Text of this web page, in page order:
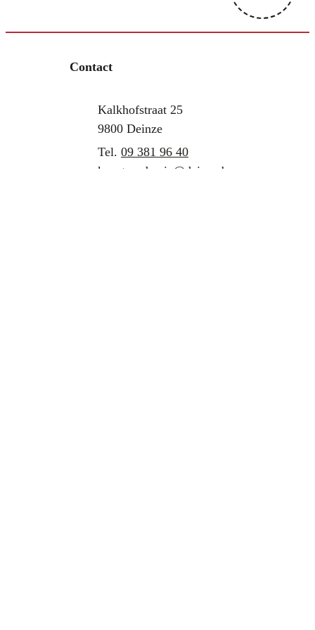
Contact
AdresKalkhofstraat 25
,9800 Deinze
09 381 96 40
E-mail
kunstacademie @ deinze.be